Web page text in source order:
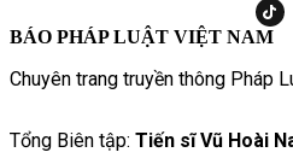
BÁO PHÁP LUẬT VIỆT NAM
Chuyên trang truyền thông Pháp
Tổng Biên tập: Tiến sĩ Vũ Hoài